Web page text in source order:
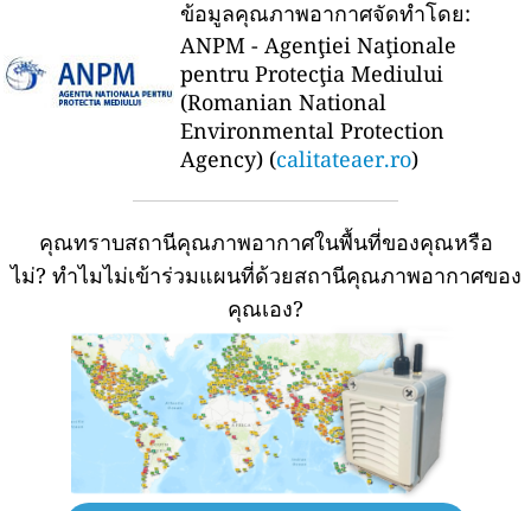
ข้อมูลคุณภาพอากาศจัดทำโดย:
ANPM - Agenţiei Naţionale
pentru Protecţia Mediului
(Romanian National
Environmental Protection
Agency) (calitateaer.ro)
คุณทราบสถานีคุณภาพอากาศในพื้นที่ของคุณหรือ
ไม่? ทำไมไม่เข้าร่วมแผนที่ด้วยสถานีคุณภาพอากาศของ
คุณเอง?